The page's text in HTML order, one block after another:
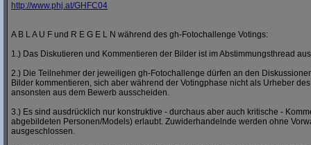
http://www.phj.at/GHFC04
A B L A U F und R E G E L N während des gh-Fotochallenge Votings:
1.) Das Diskutieren und Kommentieren der Bilder ist im Abstimmungsthread
2.) Die Teilnehmer der jeweiligen gh-Fotochallenge dürfen an den
Bilder kommentieren, sich aber während der Votingphase nicht als Urheber
ansonsten aus dem Bewerb ausscheiden.
3.) Es sind ausdrücklich nur konstruktive - durchaus aber auch kritische -
abgebildeten Personen/Models) erlaubt. Zuwiderhandelnde werden ohne
ausgeschlossen.